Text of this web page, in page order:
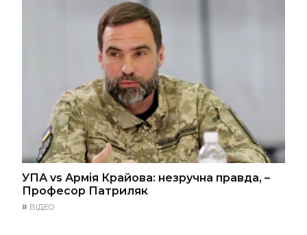
УПА vs Армія Крайова: незручна правда, –
Професор Патриляк
# ВІДЕО